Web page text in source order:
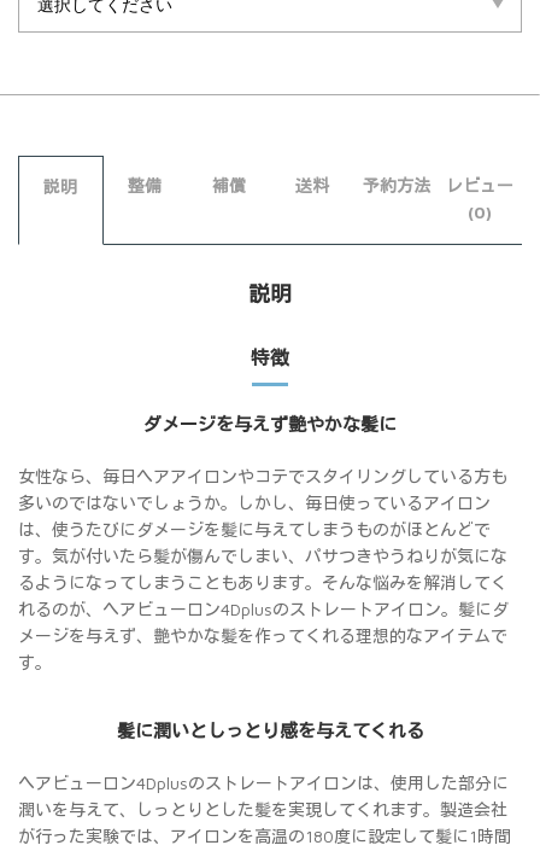
説明 整備 補償 送料 予約方法
レビュー
(0)
説明
特徴
ダメージを与えず艶やかな髪に
女性なら、毎日ヘアアイロンやコテでスタイリングしている方も
多いのではないでしょうか。しかし、毎日使っているアイロン
は、使うたびにダメージを髪に与えてしまうものがほとんどで
す。気が付いたら髪が傷んでしまい、パサつきやうねりが気にな
るようになってしまうこともあります。そんな悩みを解消してく
れるのが、ヘアビューロン4Dplusのストレートアイロン。髪にダ
メージを与えず、艶やかな髪を作ってくれる理想的なアイテムで
す。
髪に潤いとしっとり感を与えてくれる
ヘアビューロン4Dplusのストレートアイロンは、使用した部分に
潤いを与えて、しっとりとした髪を実現してくれます。製造会社
が行った実験では、アイロンを高温の180度に設定して髪に1時間